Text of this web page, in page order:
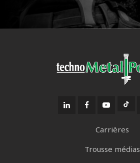
Carrières
Trousse médias